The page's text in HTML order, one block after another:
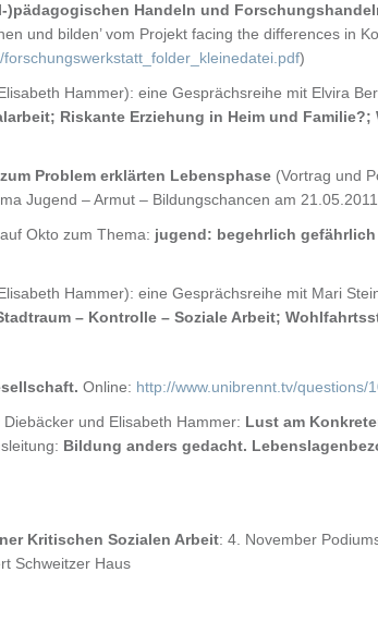
)pädagogischen Handeln und
und bilden’ vom Projekt facing the differences in
)
Hammer): eine Gesprächsreihe mit Elvira
Riskante Erziehung in Heim und
Problem erklärten Lebensphase (Vortrag und
Jugend – Armut – Bildungschancen am
Okto zum Thema: jugend: begehrlich gefährlich
Hammer): eine Gesprächsreihe mit Mari
– Kontrolle – Soziale Arbeit;
Online: http://www.unibrennt.tv/questions/
und Elisabeth Hammer: Lust am
Bildung anders gedacht.
Kritischen Sozialen Arbeit: 4. November
Schweitzer Haus